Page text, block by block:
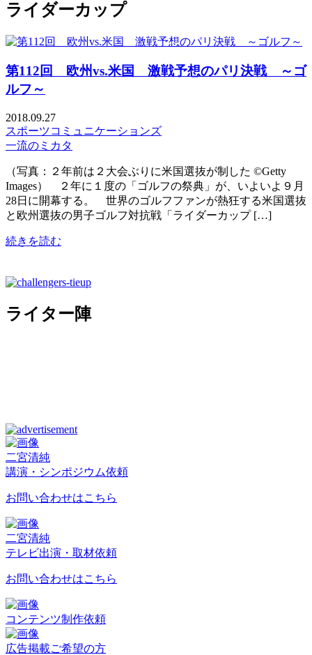
ライダーカップ
第112回 欧州vs.米国 激戦予想のパリ決戦 ～ゴ
ルフ～
2018.09.27
スポーツコミュニケーションズ
一流のミカタ
（写真：２年前は２大会ぶりに米国選抜が制した ©Getty
Images） ２年に１度の「ゴルフの祭典」が、いよいよ９月
28日に開幕する。 世界のゴルフファンが熱狂する米国選抜
と欧州選抜の男子ゴルフ対抗戦「ライダーカップ […]
続きを読む
ライター陣
二宮清純
講演・シンポジウム依頼
お問い合わせはこちら
二宮清純
テレビ出演・取材依頼
お問い合わせはこちら
コンテンツ制作依頼
広告掲載ご希望の方